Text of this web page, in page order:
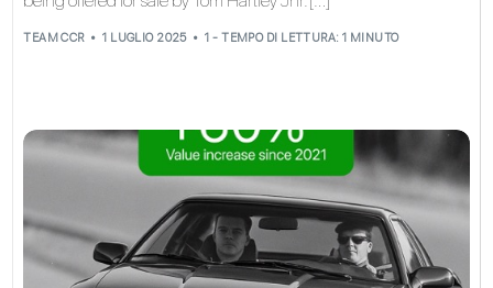
TEAM CCR 1 LUGLIO 2025 1 - TEMPO DI LETTURA: 1 MINUTO